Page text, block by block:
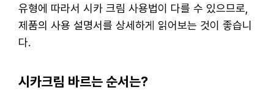
유형에 따라서 시카 크림 사용법이 다를 수 있으므로,
제품의 사용 설명서를 상세하게 읽어보는 것이 좋습니
다.
시카크림 바르는 순서는?